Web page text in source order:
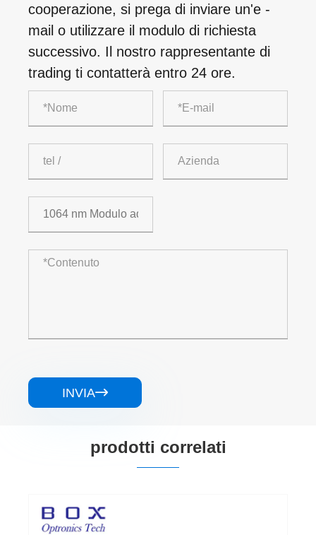
cooperazione, si prega di inviare un'e -
mail o utilizzare il modulo di richiesta
successivo. Il nostro rappresentante di
trading ti contatterà entro 24 ore.
INVIA
prodotti correlati